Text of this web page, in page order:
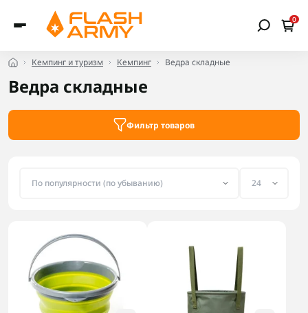
0
Кемпинг и туризм Кемпинг Ведра складные
Ведра складные
Фильтр товаров